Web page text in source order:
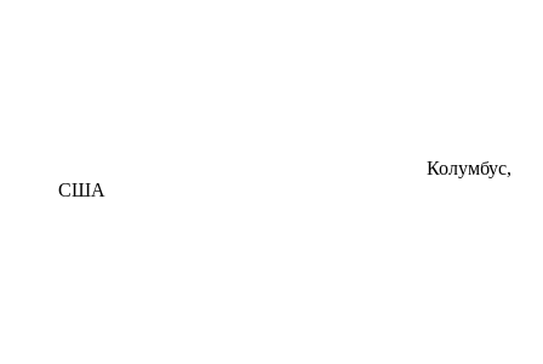
Колумбус,
США